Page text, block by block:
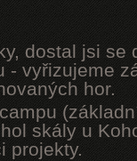
dostal jsi se
- vyřizujeme
hor.
skály u
projekty.